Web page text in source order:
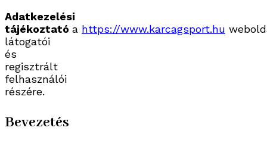
Adatkezelési
tájékoztató a https://www.karcagsport.hu
látogatói
és
regisztrált
felhasználói
részére.
Bevezetés